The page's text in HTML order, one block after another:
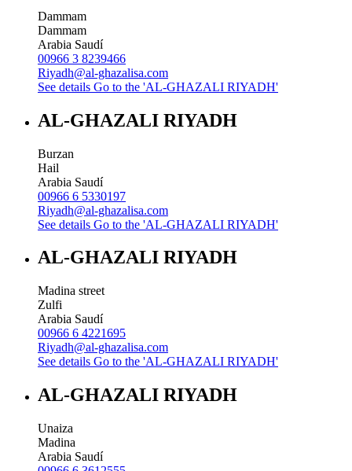
Dammam
Dammam
Arabia Saudí
00966 3 8239466
Riyadh@al-ghazalisa.com
See details Go to the 'AL-GHAZALI RIYADH'
AL-GHAZALI RIYADH
Burzan
Hail
Arabia Saudí
00966 6 5330197
Riyadh@al-ghazalisa.com
See details Go to the 'AL-GHAZALI RIYADH'
AL-GHAZALI RIYADH
Madina street
Zulfi
Arabia Saudí
00966 6 4221695
Riyadh@al-ghazalisa.com
See details Go to the 'AL-GHAZALI RIYADH'
AL-GHAZALI RIYADH
Unaiza
Madina
Arabia Saudí